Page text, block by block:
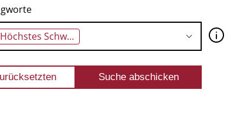
Höchstes Schwimmbecken Europas (infinity pool) 🛈